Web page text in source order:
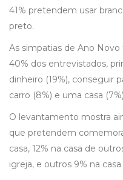
41% pretendem usar
preto.
As simpatias de Ano
40% dos entrevistados,
dinheiro (19%), conseguir
carro (8%) e uma casa
O levantamento mostra
que pretendem
casa, 12% na casa de
igreja, e outros 9% na